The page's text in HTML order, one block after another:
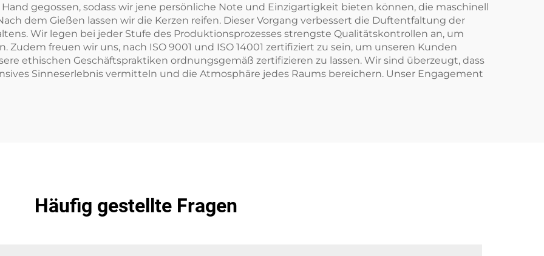
gegossen, sodass wir jene persönliche Note und Einzigartigkeit bieten können, die maschinell
dem Gießen lassen wir die Kerzen reifen. Dieser Vorgang verbessert die Duftentfaltung der
Wir legen bei jeder Stufe des Produktionsprozesses strengste Qualitätskontrollen an, um
freuen wir uns, nach ISO 9001 und ISO 14001 zertifiziert zu sein, um unseren Kunden
ethischen Geschäftspraktiken ordnungsgemäß zertifizieren zu lassen. Wir sind überzeugt, dass
Sinneserlebnis vermitteln und die Atmosphäre jedes Raums bereichern. Unser Engagement
Häufig gestellte Fragen